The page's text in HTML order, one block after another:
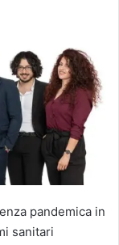
pandemica in
sanitari